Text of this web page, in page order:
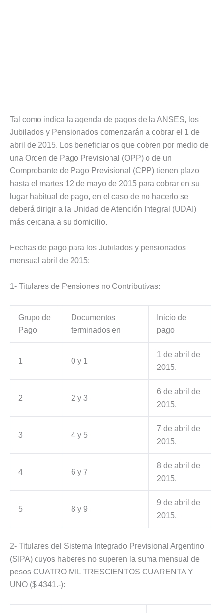
Tal como indica la agenda de pagos de la ANSES, los
Jubilados y Pensionados comenzarán a cobrar el 1 de
abril de 2015. Los beneficiarios que cobren por medio de
una Orden de Pago Previsional (OPP) o de un
Comprobante de Pago Previsional (CPP) tienen plazo
hasta el martes 12 de mayo de 2015 para cobrar en su
lugar habitual de pago, en el caso de no hacerlo se
deberá dirigir a la Unidad de Atención Integral (UDAI)
más cercana a su domicilio.
Fechas de pago para los Jubilados y pensionados
mensual abril de 2015:
1- Titulares de Pensiones no Contributivas:
Grupo de
Pago
Documentos
terminados en
Inicio de
pago
1 0 y 1
1 de abril de
2015.
2 2 y 3
6 de abril de
2015.
3 4 y 5
7 de abril de
2015.
4 6 y 7
8 de abril de
2015.
5 8 y 9
9 de abril de
2015.
2- Titulares del Sistema Integrado Previsional Argentino
(SIPA) cuyos haberes no superen la suma mensual de
pesos CUATRO MIL TRESCIENTOS CUARENTA Y
UNO ($ 4341.-):